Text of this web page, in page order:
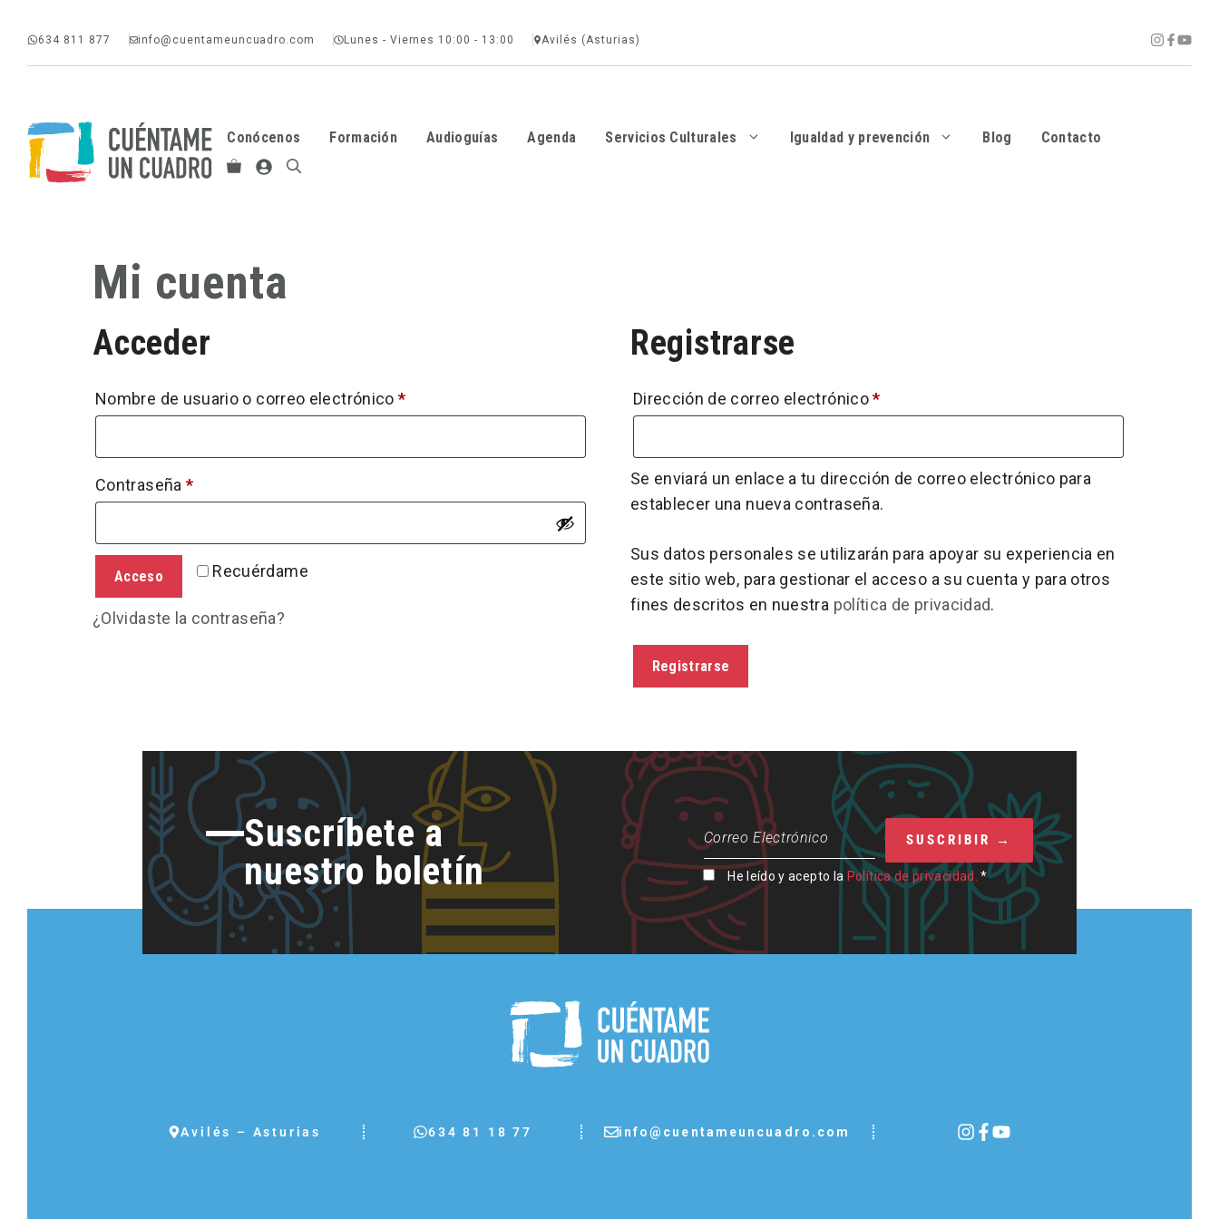
Saltar
al
634 811 877 info@cuentameuncuadro.com Lunes - Viernes 10:00 - 13:00 Avilés (Asturias)
Conócenos Formación Audioguías Agenda Servicios Culturales Igualdad y prevención Blog Contacto
Mi cuenta
Acceder
Nombre de usuario o correo electrónico*Obligatorio
Contraseña *Obligatorio
Recuérdame
Acceso
¿Olvidaste la contraseña?
Registrarse
Dirección de correo electrónico*Obligatorio
Se enviará un enlace a tu dirección de correo electrónico para
establecer una nueva contraseña.
Sus datos personales se utilizarán para apoyar su experiencia en
este sitio web, para gestionar el acceso a su cuenta y para otros
fines descritos en nuestra política de privacidad.
Registrarse
Suscríbete a
nuestro boletín
He leído y acepto la Política de privacidad. *
Avilés – Asturias 634 81 18 77 info@cuentameuncuadro.com